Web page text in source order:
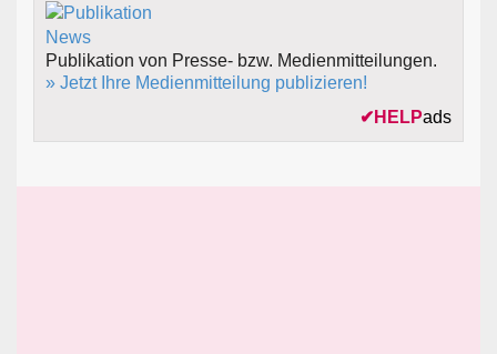
Publikation von Presse- bzw. Medienmitteilungen.
» Jetzt Ihre Medienmitteilung publizieren!
✔ HELPads